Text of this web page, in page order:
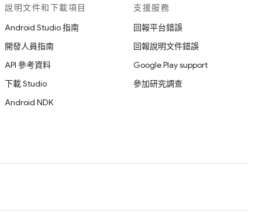
說明文件和下載項目
Android Studio 指南
開發人員指南
API 參考資料
下載 Studio
Android NDK
支援服務
回報平台錯誤
回報說明文件錯誤
Google Play support
參加研究調查